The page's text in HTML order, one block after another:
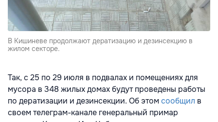
В Кишиневе продолжают дератизацию и дезинсекцию в
жилом секторе.
Так, с 25 по 29 июля в подвалах и помещениях для
мусора в 348 жилых домах будут проведены работы
по дератизации и дезинсекции. Об этомсообщил в
своем телеграм-канале генеральный примар